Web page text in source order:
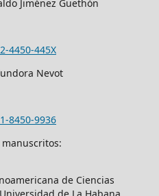
Jiménez Guethón
4450-445X
Nevot
8450-9936
de Ciencias